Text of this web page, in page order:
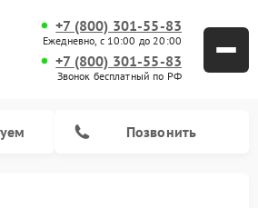
+7 (800) 301-55-83
Ежедневно, с 10:00 до 20:00
+7 (800) 301-55-83
Звонок бесплатный по РФ
Позвонить